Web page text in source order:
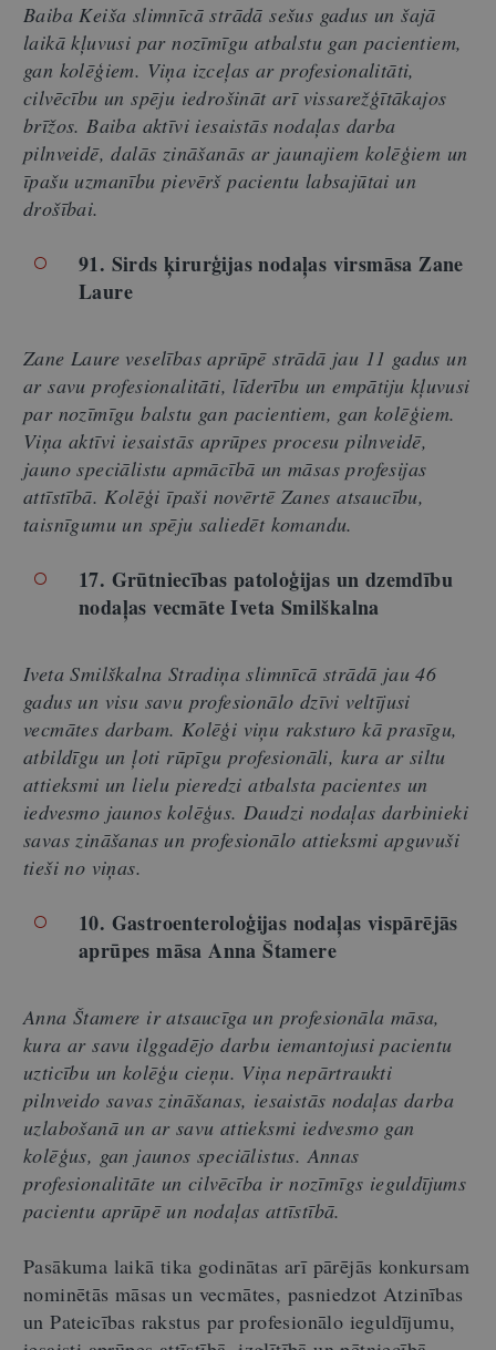
Baiba Keiša slimnīcā strādā sešus gadus un šajā
laikā kļuvusi par nozīmīgu atbalstu gan pacientiem,
gan kolēģiem. Viņa izceļas ar profesionalitāti,
cilvēcību un spēju iedrošināt arī vissarežģītākajos
brīžos. Baiba aktīvi iesaistās nodaļas darba
pilnveidē, dalās zināšanās ar jaunajiem kolēģiem un
īpašu uzmanību pievērš pacientu labsajūtai un
drošībai.
91. Sirds ķirurģijas nodaļas virsmāsa Zane
Laure
Zane Laure veselības aprūpē strādā jau 11 gadus un
ar savu profesionalitāti, līderību un empātiju kļuvusi
par nozīmīgu balstu gan pacientiem, gan kolēģiem.
Viņa aktīvi iesaistās aprūpes procesu pilnveidē,
jauno speciālistu apmācībā un māsas profesijas
attīstībā. Kolēģi īpaši novērtē Zanes atsaucību,
taisnīgumu un spēju saliedēt komandu.
17. Grūtniecības patoloģijas un dzemdību
nodaļas vecmāte Iveta Smilškalna
Iveta Smilškalna Stradiņa slimnīcā strādā jau 46
gadus un visu savu profesionālo dzīvi veltījusi
vecmātes darbam. Kolēģi viņu raksturo kā prasīgu,
atbildīgu un ļoti rūpīgu profesionāli, kura ar siltu
attieksmi un lielu pieredzi atbalsta pacientes un
iedvesmo jaunos kolēģus. Daudzi nodaļas darbinieki
savas zināšanas un profesionālo attieksmi apguvuši
tieši no viņas.
10. Gastroenteroloģijas nodaļas vispārējās
aprūpes māsa Anna Štamere
Anna Štamere ir atsaucīga un profesionāla māsa,
kura ar savu ilggadējo darbu iemantojusi pacientu
uzticību un kolēģu cieņu. Viņa nepārtraukti
pilnveido savas zināšanas, iesaistās nodaļas darba
uzlabošanā un ar savu attieksmi iedvesmo gan
kolēģus, gan jaunos speciālistus. Annas
profesionalitāte un cilvēcība ir nozīmīgs ieguldījums
pacientu aprūpē un nodaļas attīstībā.
Pasākuma laikā tika godinātas arī pārējās konkursam
nominētās māsas un vecmātes, pasniedzot Atzinības
un Pateicības rakstus par profesionālo ieguldījumu,